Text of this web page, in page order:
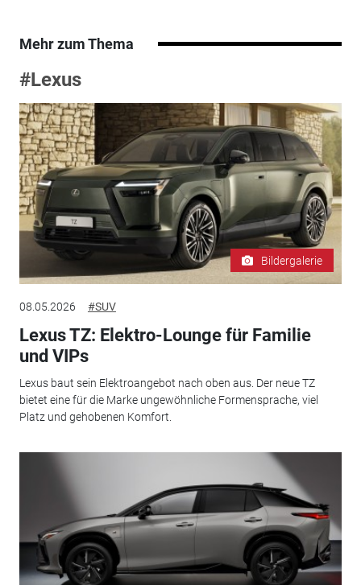
Mehr zum Thema
#Lexus
Bildergalerie
08.05.2026 #SUV
Lexus TZ: Elektro-Lounge für Familie
und VIPs
Lexus baut sein Elektroangebot nach oben aus. Der neue TZ
bietet eine für die Marke ungewöhnliche Formensprache, viel
Platz und gehobenen Komfort.